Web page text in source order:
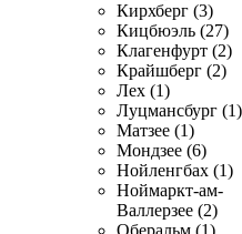
Кирхберг (3)
Кицбюэль (27)
Клагенфурт (2)
Крайшберг (2)
Лех (1)
Луцмансбург (1)
Матзее (1)
Мондзее (6)
Нойленгбах (1)
Ноймаркт-ам-
Валлерзее (2)
Оберальм (1)